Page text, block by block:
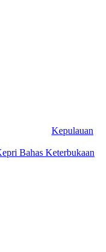
Kepulauan
Bahas Keterbukaan